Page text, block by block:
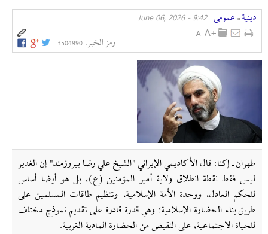
دينية » عمومی 9:42 - June 06, 2026
رمز الخبر: 3504990
طهران ـ إکنا: قال الأكاديمي الإيراني "الشیخ علي رضا بيروزمند" إن الغدير
ليس فقط نقطة انطلاق ولاية أمير المؤمنين (ع)، بل هو أيضا أساس
للحكم العادل، ووحدة الأمة الإسلامية، وتنظيم طاقات المسلمين على
طريق بناء الحضارة الإسلامية؛ وهي قدرة قادرة على تقديم نموذج مختلف
للحياة الاجتماعية، على النقيض من الحضارة المادية الغربية.